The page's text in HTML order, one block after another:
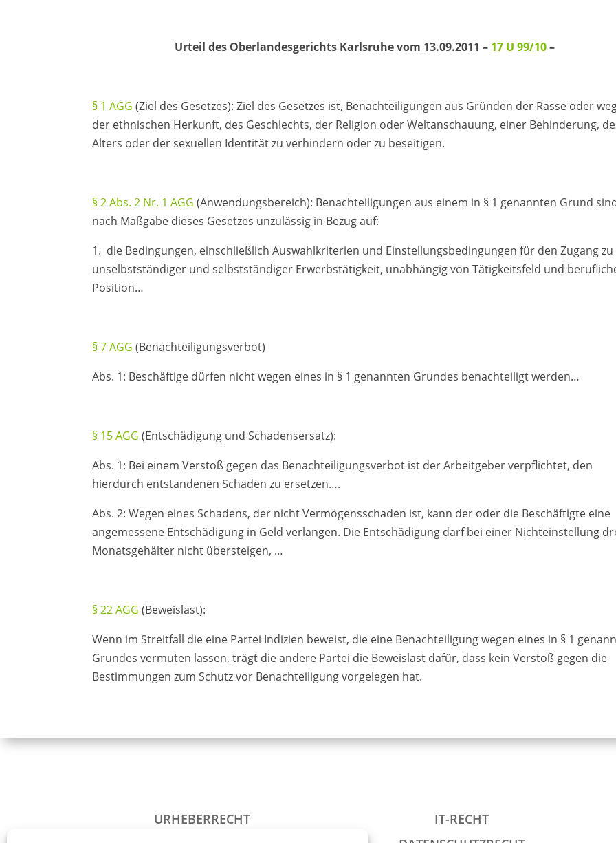
Urteil des Oberlandesgerichts Karlsruhe vom 13.09.2011 – 17 U 99/10–
§ 1 AGG (Ziel des Gesetzes): Ziel des Gesetzes ist, Benachteiligungen aus Gründen der Rasse oder
der ethnischen Herkunft, des Geschlechts, der Religion oder Weltanschauung, einer Behinderung,
Alters oder der sexuellen Identität zu verhindern oder zu beseitigen.
§ 2 Abs. 2 Nr. 1 AGG (Anwendungsbereich): Benachteiligungen aus einem in § 1 genannten Grund
nach Maßgabe dieses Gesetzes unzulässig in Bezug auf:
1. die Bedingungen, einschließlich Auswahlkriterien und Einstellungsbedingungen für den Zugang zu
unselbstständiger und selbstständiger Erwerbstätigkeit, unabhängig von Tätigkeitsfeld und
Position…
§ 7 AGG (Benachteiligungsverbot)
Abs. 1: Beschäftige dürfen nicht wegen eines in § 1 genannten Grundes benachteiligt werden…
§ 15 AGG (Entschädigung und Schadensersatz):
Abs. 1: Bei einem Verstoß gegen das Benachteiligungsverbot ist der Arbeitgeber verpflichtet, den
hierdurch entstandenen Schaden zu ersetzen….
Abs. 2: Wegen eines Schadens, der nicht Vermögensschaden ist, kann der oder die Beschäftigte eine
angemessene Entschädigung in Geld verlangen. Die Entschädigung darf bei einer Nichteinstellung
Monatsgehälter nicht übersteigen, …
§ 22 AGG (Beweislast):
Wenn im Streitfall die eine Partei Indizien beweist, die eine Benachteiligung wegen eines in § 1
Grundes vermuten lassen, trägt die andere Partei die Beweislast dafür, dass kein Verstoß gegen die
Bestimmungen zum Schutz vor Benachteiligung vorgelegen hat.
URHEBERRECHT
IT-RECHT